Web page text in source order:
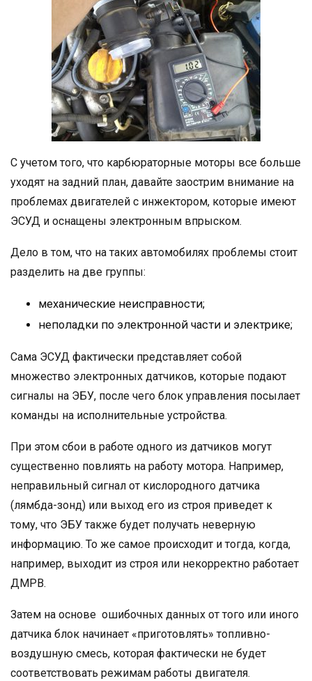
С учетом того, что карбюраторные моторы все больше
уходят на задний план, давайте заострим внимание на
проблемах двигателей с инжектором, которые имеют
ЭСУД и оснащены электронным впрыском.
Дело в том, что на таких автомобилях проблемы стоит
разделить на две группы:
механические неисправности;
неполадки по электронной части и электрике;
Сама ЭСУД фактически представляет собой
множество электронных датчиков, которые подают
сигналы на ЭБУ, после чего блок управления посылает
команды на исполнительные устройства.
При этом сбои в работе одного из датчиков могут
существенно повлиять на работу мотора. Например,
неправильный сигнал от кислородного датчика
(лямбда-зонд) или выход его из строя приведет к
тому, что ЭБУ также будет получать неверную
информацию. То же самое происходит и тогда, когда,
например, выходит из строя или некорректно работает
ДМРВ.
Затем на основе ошибочных данных от того или иного
датчика блок начинает «приготовлять» топливно-
воздушную смесь, которая фактически не будет
соответствовать режимам работы двигателя.